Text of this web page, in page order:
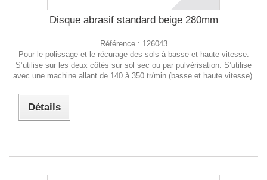
Disque abrasif standard beige 280mm
Référence : 126043
Pour le polissage et le récurage des sols à basse et haute vitesse.
S’utilise sur les deux côtés sur sol sec ou par pulvérisation. S’utilise
avec une machine allant de 140 à 350 tr/min (basse et haute vitesse).
Détails